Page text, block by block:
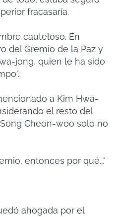
fracasaría.
cauteloso. En
del Gremio de la Paz y
jong, quien le ha sido
a Kim Hwa-
el resto del
Cheon-woo solo no
entonces por qué..."
ahogada por el